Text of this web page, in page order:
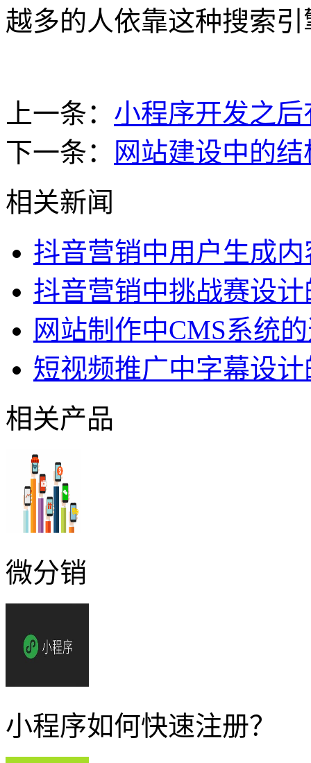
越多的人依靠这种搜索
上一条： 小程序开发之
下一条：
网站建设中的
相关新闻
抖音营销中用户生成
抖音营销中挑战赛设
网站制作中CMS系统
短视频推广中字幕设
相关产品
微分销
小程序如何快速注册？